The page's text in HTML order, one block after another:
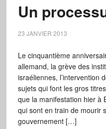
Un
23 JANVIER 2013
Le cinquantième
allemand, la grève des
israéliennes,
sujets qui font les gros
que la manifestation hier à
qui sont en train de mourir
gouvernement […]